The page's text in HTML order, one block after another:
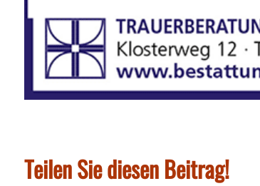
Teilen Sie diesen Beitrag!